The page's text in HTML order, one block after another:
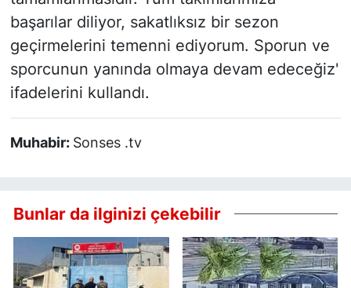
başarılar diliyor, sakatlıksız bir sezon
geçirmelerini temenni ediyorum. Sporun ve
sporcunun yanında olmaya devam edeceğiz'
ifadelerini kullandı.
Muhabir: Sonses .tv
Bunlar da ilginizi çekebilir